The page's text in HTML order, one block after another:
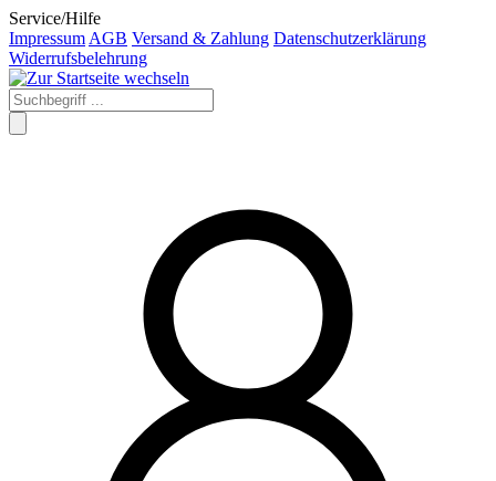
Service/Hilfe
Impressum AGB Versand & Zahlung Datenschutzerklärung
Widerrufsbelehrung